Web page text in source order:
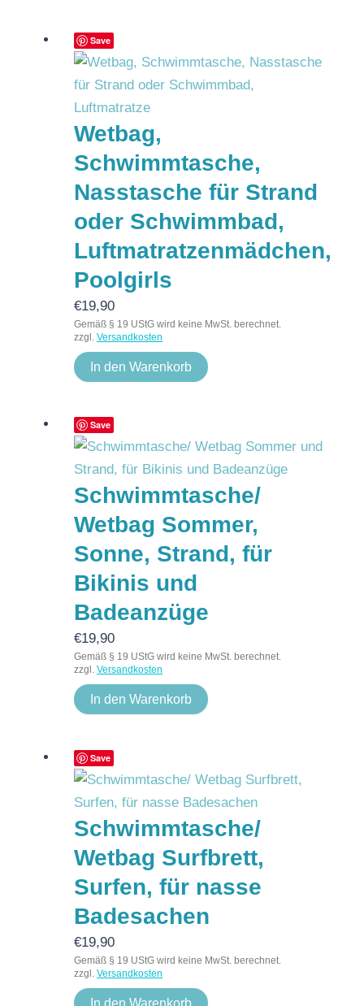
Save
Wetbag,
Schwimmtasche,
Nasstasche für Strand
oder Schwimmbad,
Luftmatratzenmädchen,
Poolgirls
€19,90
Gemäß § 19 UStG wird keine MwSt. berechnet.
zzgl. Versandkosten
In den Warenkorb
Save
Schwimmtasche/
Wetbag Sommer,
Sonne, Strand, für
Bikinis und
Badeanzüge
€19,90
Gemäß § 19 UStG wird keine MwSt. berechnet.
zzgl. Versandkosten
In den Warenkorb
Save
Schwimmtasche/
Wetbag Surfbrett,
Surfen, für nasse
Badesachen
€19,90
Gemäß § 19 UStG wird keine MwSt. berechnet.
zzgl. Versandkosten
In den Warenkorb